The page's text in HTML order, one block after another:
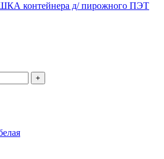
контейнера д/ пирожного ПЭТ
+